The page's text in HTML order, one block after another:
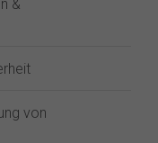
&
von